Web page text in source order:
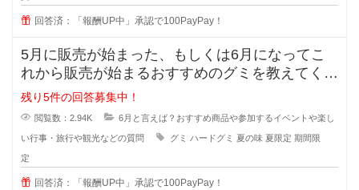
回答済：「報酬UP中」承認で100PayPay！
5月に販売が始まった、もしくは6月になってこ
れから販売が始まるおすすめのグミを教えてくだ
さい⭐︎夏前になる
残り5件の回答募集中！
閲覧数：2.94K 6月と言えば？おすすめ商品や参加するイベントや楽し
い行事・旅行や観光などの質問 グミ ハードグミ 夏の味 夏限定 期間限
定
回答済：「報酬UP中」承認で100PayPay！